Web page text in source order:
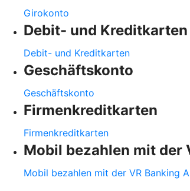
Girokonto
Debit- und Kreditkarten
Debit- und Kreditkarten
Geschäftskonto
Geschäftskonto
Firmenkreditkarten
Firmenkreditkarten
Mobil bezahlen mit der
Mobil bezahlen mit der VR Banking